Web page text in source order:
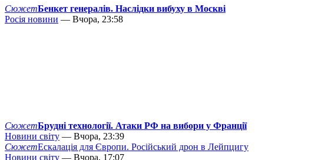
СюжетБенкет генералів. Наслідки вибуху в Москві
Росія новини — Вчора, 23:58
СюжетБрудні технології. Атаки РФ на вибори у Франції
Новини світу — Вчора, 23:39
СюжетЕскалація для Європи. Російський дрон в Лейпцигу
Новини світу — Вчора, 17:07